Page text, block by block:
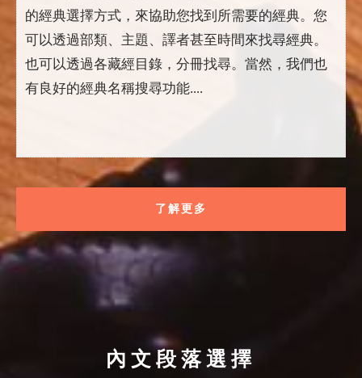
的經典選擇方式，來協助您找到所需要的經典。您
可以透過部類、主題、譯者甚至時間來找尋經典。
也可以透過各藏經目錄，分冊找尋。當然，我們也
有良好的經典名稱搜尋功能....
了解更多
內文段落選擇